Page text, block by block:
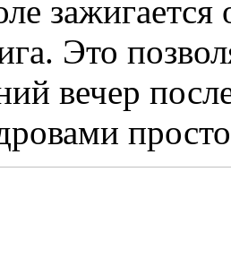
Это
вечер